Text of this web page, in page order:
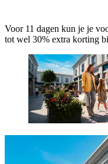
Voor 11 dagen kun je je
tot wel 30% extra korting